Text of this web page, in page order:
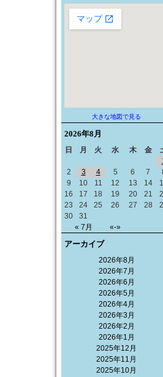
大きな地図で見る
2026年8月
日 月 火 水 木 金
« 7月 «-»
2
3 4 5 6 7
9
10 11 12 13 14
16
17 18 19 20 21
23
24 25 26 27 28
30
31
アーカイブ
2026年8月
2026年7月
2026年6月
2026年5月
2026年4月
2026年3月
2026年2月
2026年1月
2025年12月
2025年11月
2025年10月